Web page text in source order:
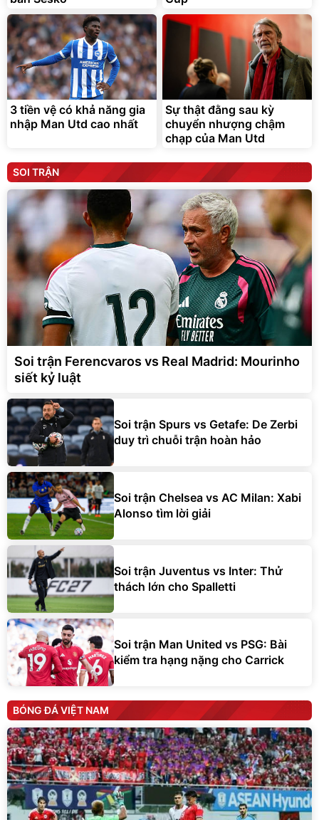
3 tiền vệ có khả năng gia
nhập Man Utd cao nhất
Sự thật đằng sau kỳ
chuyển nhượng chậm
chạp của Man Utd
SOI TRẬN
Soi trận Ferencvaros vs Real Madrid: Mourinho
siết kỷ luật
Soi trận Spurs vs Getafe: De Zerbi
duy trì chuỗi trận hoàn hảo
Soi trận Chelsea vs AC Milan: Xabi
Alonso tìm lời giải
Soi trận Juventus vs Inter: Thử
thách lớn cho Spalletti
Soi trận Man United vs PSG: Bài
kiểm tra hạng nặng cho Carrick
BÓNG ĐÁ VIỆT NAM